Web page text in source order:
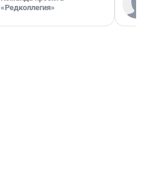
«Редколлегия»